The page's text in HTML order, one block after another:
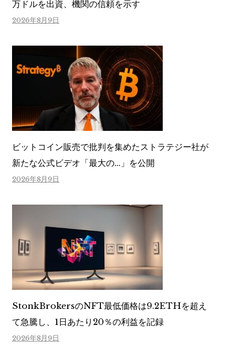
万ドルを出資、機関の信頼を示す
2026年8月9日
ビットコイン販売で批判を集めたストラテジー社が
新たな公式ビデオ「最大の…」を公開
2026年8月9日
StonkBrokersのNFT最低価格は9.2ETHを超え
て急騰し、1日あたり20％の利益を記録
2026年8月9日